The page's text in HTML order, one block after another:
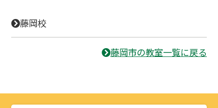
藤岡校
藤岡市の教室一覧に戻る